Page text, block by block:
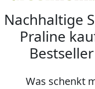
Nachhaltige
Praline
Bestseller
Was schenkt